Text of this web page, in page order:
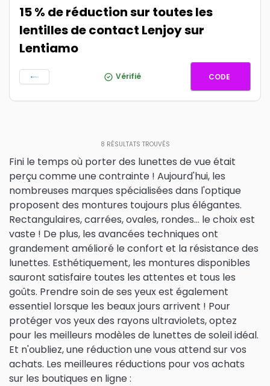
15 % de réduction sur toutes les
lentilles de contact Lenjoy sur
Lentiamo
Vérifié Lenjoy15
CODE
8 RÉSULTATS TROUVÉS
Fini le temps où porter des lunettes de vue était
perçu comme une contrainte ! Aujourd'hui, les
nombreuses marques spécialisées dans l'optique
proposent des montures toujours plus élégantes.
Rectangulaires, carrées, ovales, rondes… le choix est
vaste ! De plus, les avancées techniques ont
grandement amélioré le confort et la résistance des
lunettes. Esthétiquement, les montures disponibles
sauront satisfaire toutes les attentes et tous les
goûts. Prendre soin de ses yeux est également
essentiel lorsque les beaux jours arrivent ! Pour
protéger vos yeux des rayons ultraviolets, optez
pour les meilleurs modèles de lunettes de soleil idéal.
Et n'oubliez, une réduction une vous attend sur vos
achats. Les meilleures réductions pour vos achats
sur les boutiques en ligne :